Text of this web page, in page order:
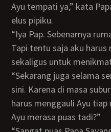
Ayu tempati ya,” kata
elus pipiku.
“Iya Pap. Sebenarnya rumah ini terlalu mewah buatku.
Tapi tentu saja aku
sekaligus untuk
“Sekarang juga selama seminggu Ayu harus tinggal di
sini. Karena di masa
harus menggauli Ayu
Ayu merasa puas tadi?”